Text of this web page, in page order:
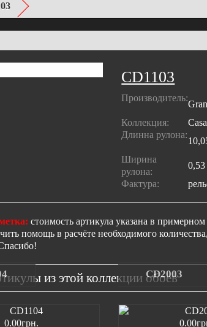
CD1103
Производитель:
Коллекция:
Длинна рулона:
Ширина
рулона:
0,53
Фактура:
стоимость артикула указана в
помощь в расчёте необходимого
из этой коллекции обоев
0.00грн.
CD2003